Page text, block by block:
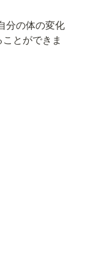
分の体の変化
とができま